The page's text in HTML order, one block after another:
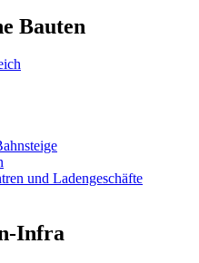
Bauten
und Ladengeschäfte
Infra